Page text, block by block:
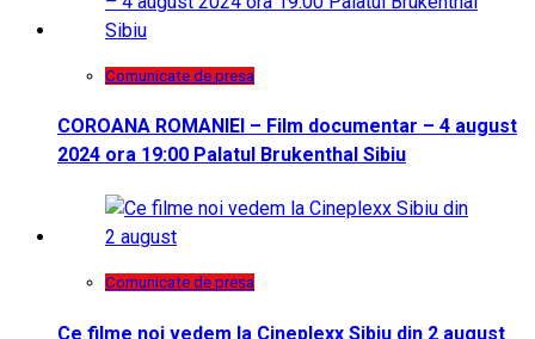
Comunicate de presa
COROANA ROMANIEI – Film documentar – 4 august
2024 ora 19:00 Palatul Brukenthal Sibiu
Comunicate de presa
Ce filme noi vedem la Cineplexx Sibiu din 2 august